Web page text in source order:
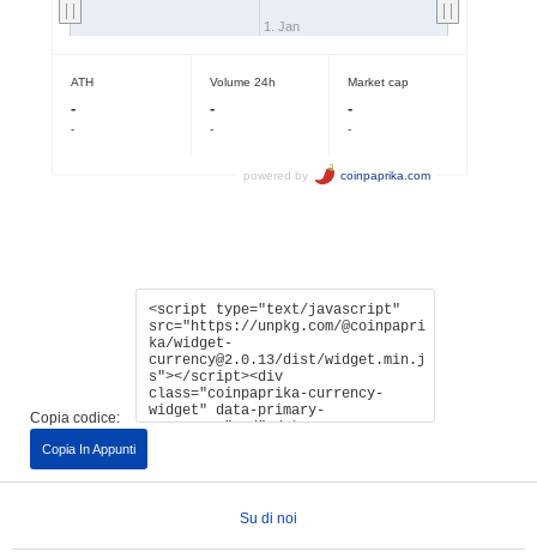
Copia codice:
Copia In Appunti
Su di noi